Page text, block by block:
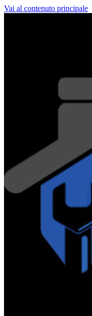
Vai al contenuto principale